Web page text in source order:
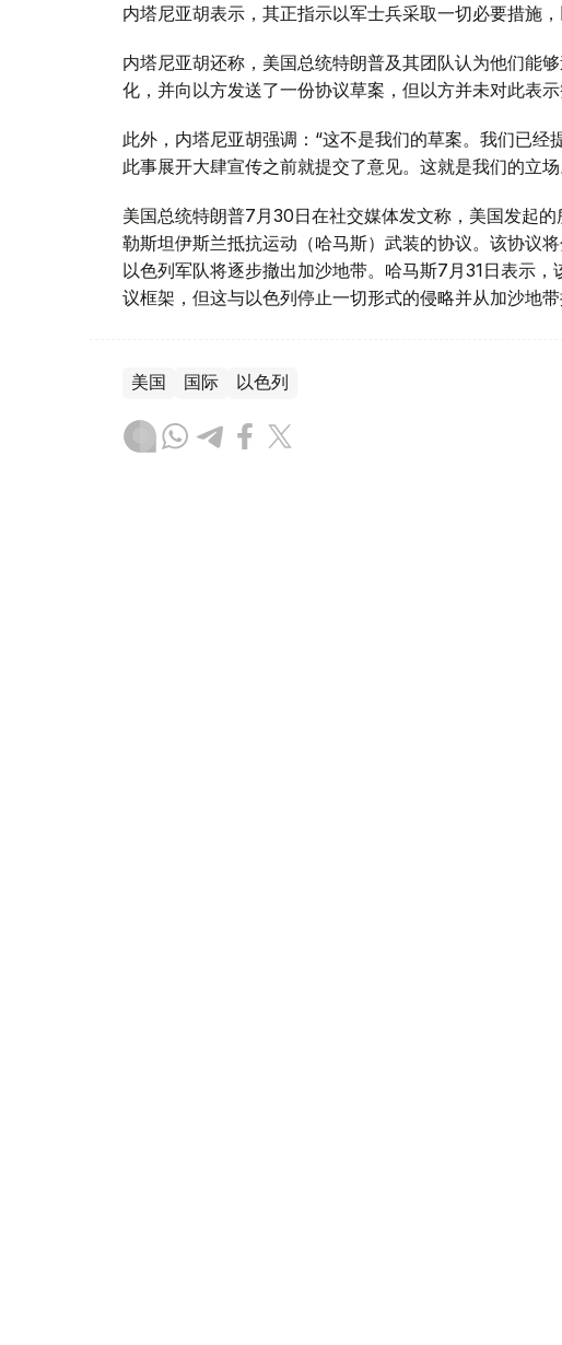
内塔尼亚胡表示，其正指示以军士兵采取一切必要措施
内塔尼亚胡还称，美国总统特朗普及其团队认为他们能
化，并向以方发送了一份协议草案，但以方并未对此表示
此外，内塔尼亚胡强调：“这不是我们的草案。我们已
此事展开大肆宣传之前就提交了意见。这就是我们的立场
美国总统特朗普7月30日在社交媒体发文称，美国发起
勒斯坦伊斯兰抵抗运动（哈马斯）武装的协议。该协议
以色列军队将逐步撤出加沙地带。哈马斯7月31日表示
议框架，但这与以色列停止一切形式的侵略并从加沙地
美国 国际 以色列